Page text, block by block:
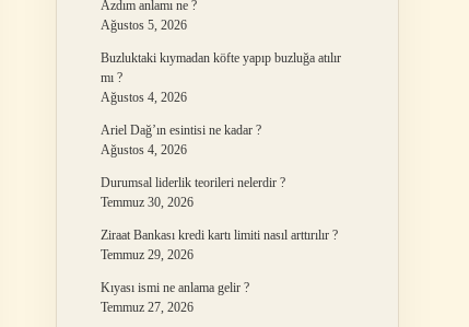
Azdım anlamı ne ?
Ağustos 5, 2026
Buzluktaki kıymadan köfte yapıp buzluğa atılır
mı ?
Ağustos 4, 2026
Ariel Dağ’ın esintisi ne kadar ?
Ağustos 4, 2026
Durumsal liderlik teorileri nelerdir ?
Temmuz 30, 2026
Ziraat Bankası kredi kartı limiti nasıl arttırılır ?
Temmuz 29, 2026
Kıyası ismi ne anlama gelir ?
Temmuz 27, 2026